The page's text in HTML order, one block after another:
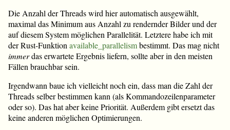
Die Anzahl der Threads wird hier automatisch ausgewählt,
maximal das Minimum aus Anzahl zu rendernder Bilder und der
auf diesem System möglichen Parallelität. Letztere habe ich mit
der Rust-Funktion available_parallelismbestimmt. Das mag nicht
immerdas erwartete Ergebnis liefern, sollte aber in den meisten
Fällen brauchbar sein.
Irgendwann baue ich vielleicht noch ein, dass man die Zahl der
Threads selber bestimmen kann (als Kommandozeilenparameter
oder so). Das hat aber keine Priorität. Außerdem gibt ersetzt das
keine anderen möglichen Optimierungen.